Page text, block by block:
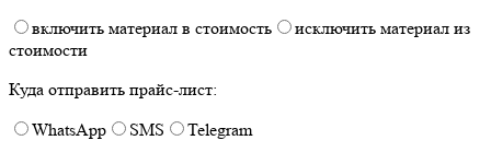
включить материал в стоимость
исключить материал из
стоимости
Куда отправить прайс-лист:
WhatsApp
SMS
Telegram